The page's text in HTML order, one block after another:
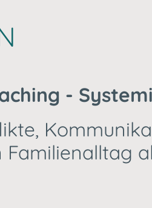
-
Familienalltag